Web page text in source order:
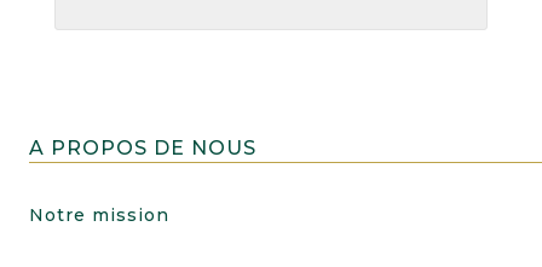
A PROPOS DE NOUS
Notre mission